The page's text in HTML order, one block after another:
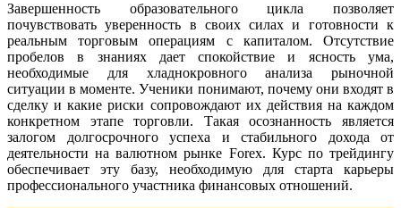
Завершенность образовательного цикла позволяет
почувствовать уверенность в своих силах и готовности к
реальным торговым операциям с капиталом. Отсутствие
пробелов в знаниях дает спокойствие и ясность ума,
необходимые для хладнокровного анализа рыночной
ситуации в моменте. Ученики понимают, почему они входят в
сделку и какие риски сопровождают их действия на каждом
конкретном этапе торговли. Такая осознанность является
залогом долгосрочного успеха и стабильного дохода от
деятельности на валютном рынке Forex. Курс по трейдингу
обеспечивает эту базу, необходимую для старта карьеры
профессионального участника финансовых отношений.